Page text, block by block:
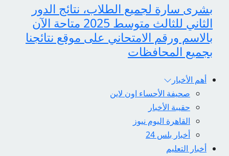
بشرى سارة لجميع الطلاب، نتائج الدور
الثاني للثالث متوسط 2025 متاحة الآن
بالاسم ورقم الامتحاني على موقع نتائجنا
بجميع المحافظات
أهم الأخبار
صحيفة الأحساء اون لاين
حقيبة الأخبار
القاهرة اليوم نيوز
أخبار بلس 24
أخبار التعليم